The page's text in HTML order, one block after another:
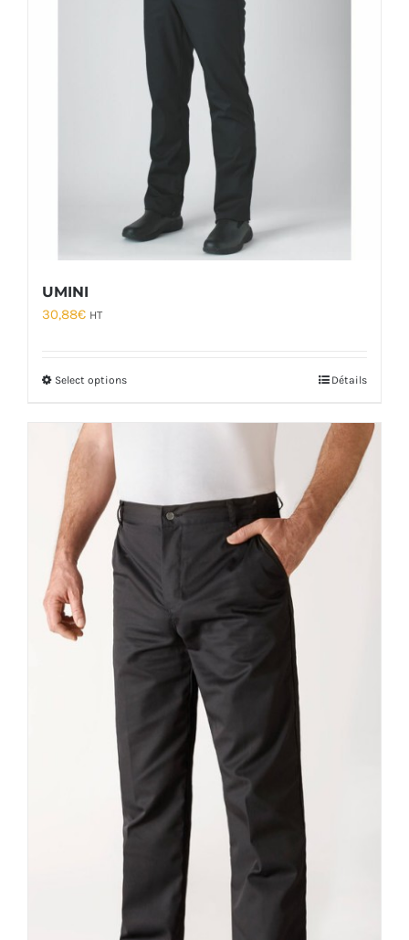
UMINI
30,88€ HT
Select options Détails